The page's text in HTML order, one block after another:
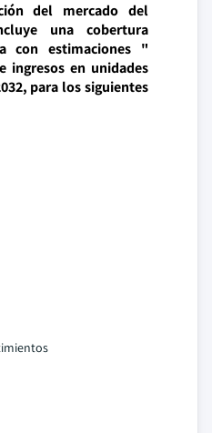
del mercado del
una cobertura
con estimaciones "
ingresos en unidades
para los siguientes